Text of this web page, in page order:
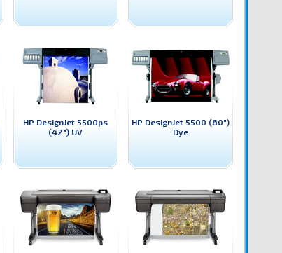
HP DesignJet 5500ps
(42") UV
HP DesignJet 5500 (60")
Dye